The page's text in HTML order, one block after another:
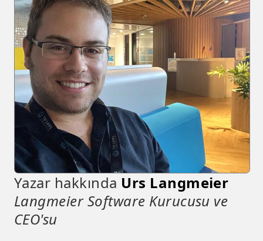
Yazar hakkında Urs Langmeier
Langmeier Software Kurucusu ve
CEO'su